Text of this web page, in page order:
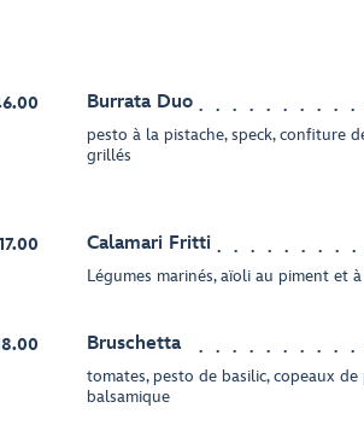
Burrata Duo
pesto à la pistache, speck, confiture
grillés
Calamari Fritti
Légumes marinés, aïoli au piment et
Bruschetta
tomates, pesto de basilic, copeaux
balsamique